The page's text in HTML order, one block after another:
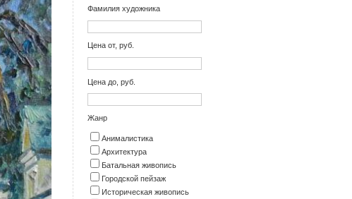
Фамилия художника
Цена от, руб.
Цена до, руб.
Жанр
Анималистика
Архитектура
Батальная живопись
Городской пейзаж
Историческая живопись